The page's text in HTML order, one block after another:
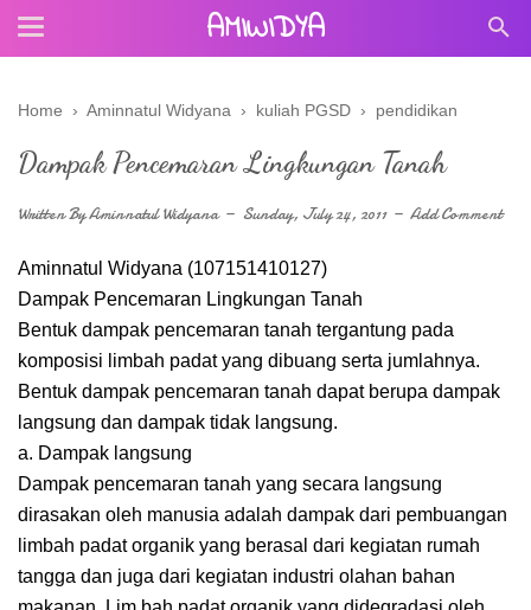
AMIWIDYA
Home › Aminnatul Widyana › kuliah PGSD › pendidikan
Dampak Pencemaran Lingkungan Tanah
Written ByAminnatul Widyana Sunday, July 24, 2011 Add Comment
Aminnatul Widyana (107151410127)
Dampak Pencemaran Lingkungan Tanah
Bentuk dampak pencemaran tanah tergantung pada
komposisi limbah padat yang dibuang serta jumlahnya.
Bentuk dampak pencemaran tanah dapat berupa dampak
langsung dan dampak tidak langsung.
a. Dampak langsung
Dampak pencemaran tanah yang secara langsung
dirasakan oleh manusia adalah dampak dari pembuangan
limbah padat organik yang berasal dari kegiatan rumah
tangga dan juga dari kegiatan industri olahan bahan